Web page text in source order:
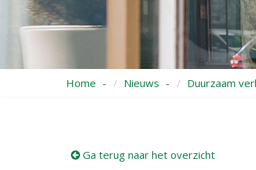
Home Nieuws Duurzaam
Ga terug naar het overzicht